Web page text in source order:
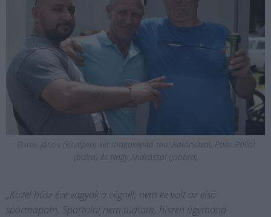
Boros János (középen) két magasépítő munkatársával, Poór Pállal
(balra) és Nagy Andrással (jobbra)
„Közel húsz éve vagyok a cégnél, nem ez volt az első
sportnapom. Sportolni nem tudtam, hiszen úgymond